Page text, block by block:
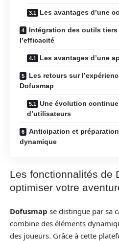
Les avantages d’une
Intégration des outils
l’efficacité
Les avantages d’une
Les retours sur
Dofusmap
Une évolution
d’utilisateurs
Anticipation et
dynamique
Les fonctionnalités de
optimiser votre
Dofusmap se distingue par sa
combine des éléments
des joueurs. Grâce à cette